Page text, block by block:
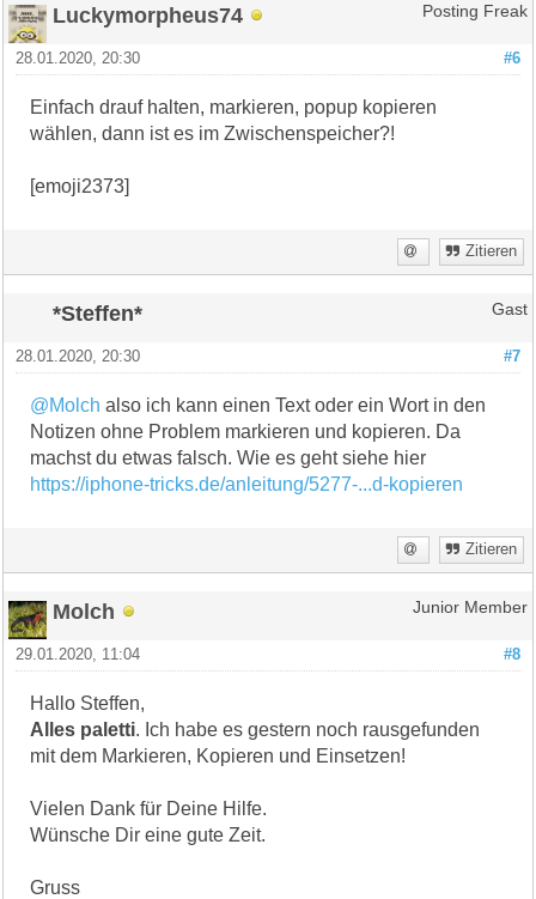
Luckymorpheus74 Posting Freak
#6
28.01.2020, 20:30
Einfach drauf halten, markieren, popup kopieren
wählen, dann ist es im Zwischenspeicher?!
[emoji2373]
Zitieren
*Steffen* Gast
#7
28.01.2020, 20:30
@Molch also ich kann einen Text oder ein Wort in den
Notizen ohne Problem markieren und kopieren. Da
machst du etwas falsch. Wie es geht siehe hier
https://iphone-tricks.de/anleitung/5277-...d-kopieren
Zitieren
Molch Junior Member
#8
29.01.2020, 11:04
Hallo Steffen,
Alles paletti. Ich habe es gestern noch rausgefunden
mit dem Markieren, Kopieren und Einsetzen!
Vielen Dank für Deine Hilfe.
Wünsche Dir eine gute Zeit.
Gruss